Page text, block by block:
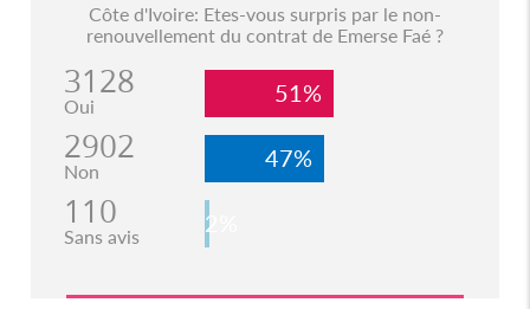
Côte d'Ivoire: Etes-vous surpris par le non-
renouvellement du contrat de Emerse Faé ?
3128
Oui 51%
2902
Non 47%
110
Sans avis 2%